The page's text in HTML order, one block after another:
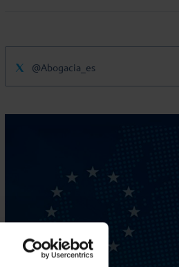
@Abogacia_es